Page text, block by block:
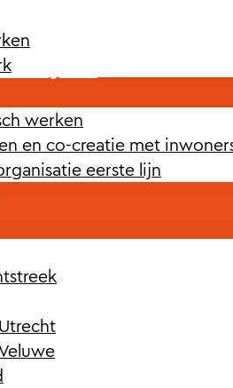
werken
en co-creatie met
eerste lijn
officemanager